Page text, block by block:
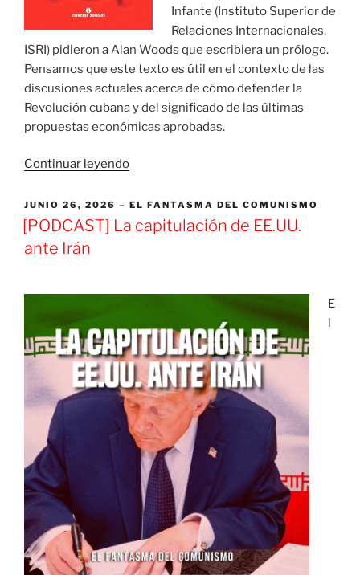
Infante (Instituto Superior de
Relaciones Internacionales,
ISRI) pidieron a Alan Woods que escribiera un prólogo.
Pensamos que este texto es útil en el contexto de las
discusiones actuales acerca de cómo defender la
Revolución cubana y del significado de las últimas
propuestas económicas aprobadas.
Continuar leyendo«Prólogo
«Rusia:
del
capitalismo
de
los
cubanos
Ariel
Dacal
y
Francisco
Brown
Infante»
PUBLICADO
EL
JUNIO 26, 2026 EL FANTASMA DEL COMUNISMO
[PODCAST] La capitulación de EE.UU.
ante Irán
E
l